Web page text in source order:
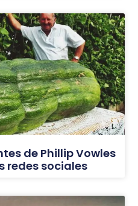
de Phillip Vowles
redes sociales